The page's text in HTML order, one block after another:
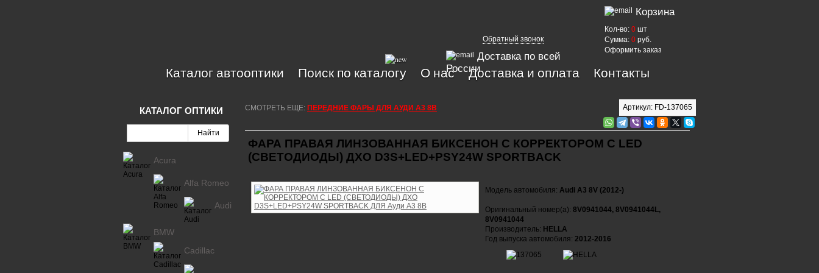
Обратный звонок
Доставка по всей
России
Корзина
Кол-во: 0 шт
Сумма: 0 руб.
Оформить заказ
Каталог автооптики Поиск по каталогу О нас Доставка и оплата Контакты
СМОТРЕТЬ ЕЩЕ: ПЕРЕДНИЕ ФАРЫ ДЛЯ АУДИ А3 8В Артикул: FD-137065
ФАРА ПРАВАЯ ЛИНЗОВАННАЯ БИКСЕНОН С КОРРЕКТОРОМ С LED
(СВЕТОДИОДЫ) ДХО D3S+LED+PSY24W SPORTBACK
Модель автомобиля: Audi A3 8V (2012-)
Оригинальный номер(а): 8V0941044, 8V0941044L,
8V0941044
Производитель: HELLA
Год выпуска автомобиля: 2012-2016
КАТАЛОГ ОПТИКИ
Acura
Alfa Romeo
Audi
BMW
Cadillac